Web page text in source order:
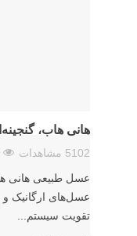
هانی هاب،
5102 مشاهدات
عسل طبیعی هانی
عسل‌های ارگانیک
تقویت سیستم...